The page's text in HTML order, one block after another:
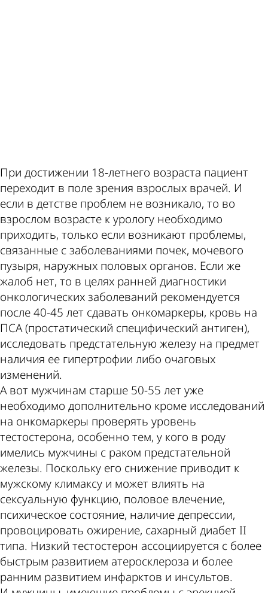
При достижении 18‑летнего возраста пациент
переходит в поле зрения взрослых врачей. И
если в детстве проблем не возникало, то во
взрослом возрасте к урологу необходимо
приходить, только если возникают проблемы,
связанные с заболеваниями почек, мочевого
пузыря, наружных половых органов. Если же
жалоб нет, то в целях ранней диагностики
онкологических заболеваний рекомендуется
после 40-45 лет сдавать онкомаркеры, кровь на
ПСА (простатический специфический антиген),
исследовать предстательную железу на предмет
наличия ее гипертрофии либо очаговых
изменений.
А вот мужчинам старше 50-55 лет уже
необходимо дополнительно кроме исследований
на онкомаркеры проверять уровень
тестостерона, особенно тем, у кого в роду
имелись мужчины с раком предстательной
железы. Поскольку его снижение приводит к
мужскому климаксу и может влиять на
сексуальную функцию, половое влечение,
психическое состояние, наличие депрессии,
провоцировать ожирение, сахарный диабет II
типа. Низкий тестостерон ассоциируется с более
быстрым развитием атеросклероза и более
ранним развитием инфарктов и инсультов.